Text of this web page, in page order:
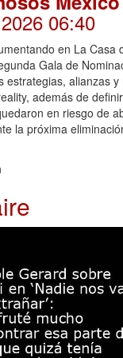
06:40
en La Casa
Gala de
estrategias, alianzas
además de
en riesgo de
la próxima